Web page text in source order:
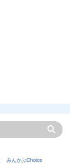
みんかぶChoice